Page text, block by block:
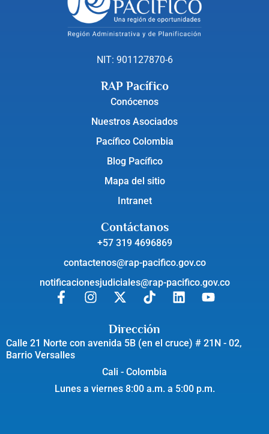
NIT: 901127870-6
RAP Pacífico
Conócenos
Nuestros Asociados
Pacífico Colombia
Blog Pacífico
Mapa del sitio
Intranet
Contáctanos
+57 319 4696869
contactenos@rap-pacifico.gov.co
notificacionesjudiciales@rap-pacifico.gov.co
Dirección
Calle 21 Norte con avenida 5B (en el cruce) # 21N - 02,
Barrio Versalles
Cali - Colombia
Lunes a viernes 8:00 a.m. a 5:00 p.m.